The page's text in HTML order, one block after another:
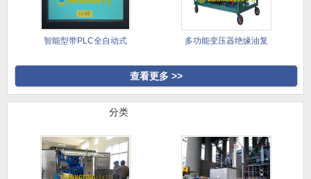
智能型带PLC全自动式 多功能变压器绝缘油复
查看更多 >>
分类